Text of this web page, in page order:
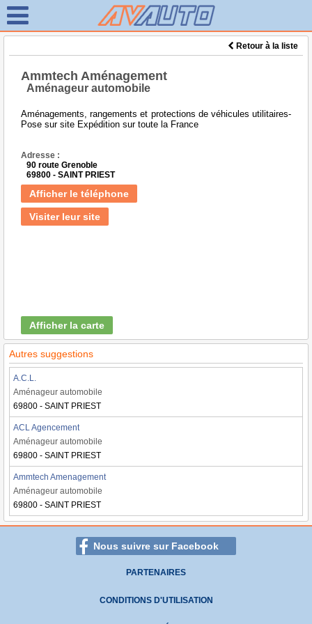
Retour à la liste
Ammtech Aménagement
Aménageur automobile
Aménagements, rangements et protections de véhicules utilitaires-
Pose sur site Expédition sur toute la France
Adresse :
90 route Grenoble
69800 - SAINT PRIEST
Afficher le téléphone
Visiter leur site
Afficher la carte
Autres suggestions
A.C.L.
Aménageur automobile
69800 - SAINT PRIEST
ACL Agencement
Aménageur automobile
69800 - SAINT PRIEST
Ammtech Amenagement
Aménageur automobile
69800 - SAINT PRIEST
Nous suivre sur Facebook
PARTENAIRES
CONDITIONS D'UTILISATION